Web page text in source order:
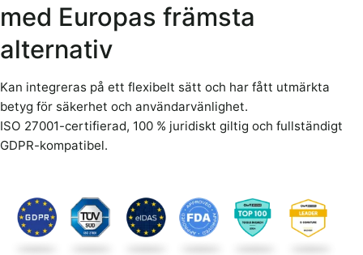
med Europas främsta
alternativ
Kan integreras på ett flexibelt sätt och har fått utmärkta
betyg för säkerhet och användarvänlighet.
ISO 27001-certifierad, 100 % juridiskt giltig och fullständigt
GDPR-kompatibel.